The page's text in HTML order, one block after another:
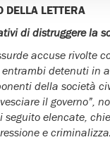
DELLA LETTERA
di distruggere la
accuse rivolte
detenuti in
della società
il governo”,
elencate,
e